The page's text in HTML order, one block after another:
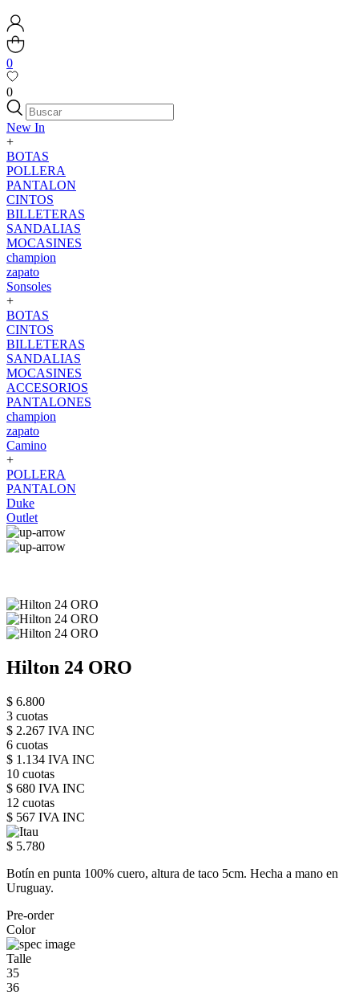
0
0
New In
+
BOTAS
POLLERA
PANTALON
CINTOS
BILLETERAS
SANDALIAS
MOCASINES
champion
zapato
Sonsoles
+
BOTAS
CINTOS
BILLETERAS
SANDALIAS
MOCASINES
ACCESORIOS
PANTALONES
champion
zapato
Camino
+
POLLERA
PANTALON
Duke
Outlet
Hilton 24 ORO
$ 6.800
3 cuotas
$ 2.267 IVA INC
6 cuotas
$ 1.134 IVA INC
10 cuotas
$ 680 IVA INC
12 cuotas
$ 567 IVA INC
$ 5.780
Botín en punta 100% cuero, altura de taco 5cm. Hecha a mano en
Uruguay.
Pre-order
Color
Talle
35
36